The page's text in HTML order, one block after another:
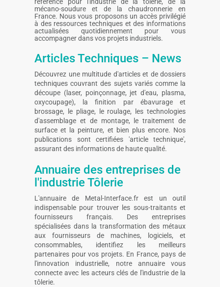
référence pour l'industrie de la tôlerie, de la
mécano-soudure et de la chaudronnerie en
France. Nous vous proposons un accès privilégié
à des ressources techniques et des informations
actualisées quotidiennement pour vous
accompagner dans vos projets industriels.
Articles Techniques – News
Découvrez une multitude d'articles et de dossiers
techniques couvrant des sujets variés comme la
découpe (laser, poinçonnage, jet d'eau, plasma,
oxycoupage), la finition par ébavurage et
brossage, le pliage, le roulage, les technologies
d'assemblage et de montage, le traitement de
surface et la peinture, et bien plus encore. Nos
publications sont certifiées 'article technique',
assurant des informations de haute qualité.
Annuaire des entreprises de
l'industrie Tôlerie
L'annuaire de Metal-Interface.fr est un outil
indispensable pour trouver les sous-traitants et
fournisseurs français. Des entreprises
spécialisées dans la transformation des métaux
aux fournisseurs de machines, logiciels, et
consommables, identifiez les meilleurs
partenaires pour vos projets. En France, pays de
l'innovation industrielle, notre annuaire vous
connecte avec les acteurs clés de l'industrie de la
tôlerie.